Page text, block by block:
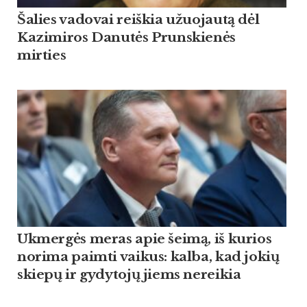
Šalies vadovai reiškia užuojautą dėl
Kazimiros Danutės Prunskienės
mirties
Ukmergės meras apie šeimą, iš kurios
norima paimti vaikus: kalba, kad jokių
skiepų ir gydytojų jiems nereikia